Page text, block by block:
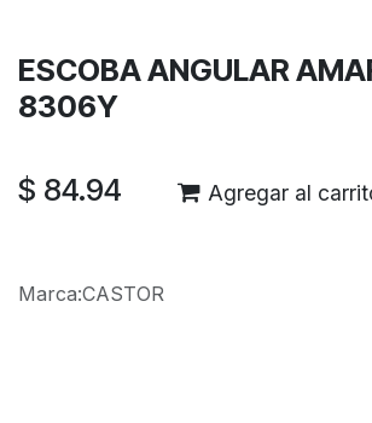
ESCOBA ANGULAR
8306Y
$ 84.94 Agregar al
Marca:CASTOR